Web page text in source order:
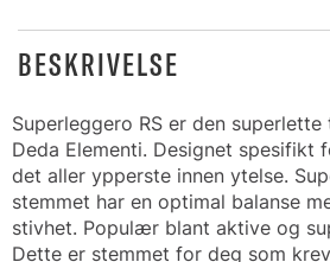
BESKRIVELSE
Superleggero RS er den
Deda Elementi. Designet spesifikt
det aller ypperste innen ytelse.
stemmet har en optimal balanse
stivhet. Populær blant aktive og
Dette er stemmet for deg som